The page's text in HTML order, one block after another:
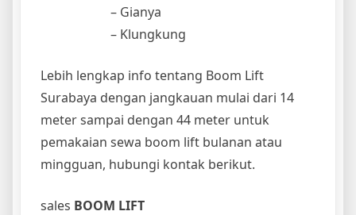
– Gianya
– Klungkung
Lebih lengkap info tentang Boom Lift
Surabaya dengan jangkauan mulai dari 14
meter sampai dengan 44 meter untuk
pemakaian sewa boom lift bulanan atau
mingguan, hubungi kontak berikut.
sales BOOM LIFT